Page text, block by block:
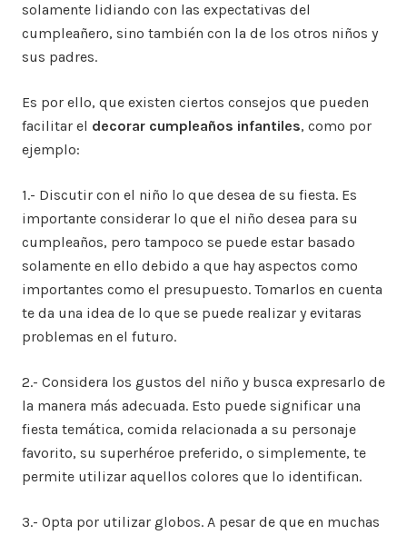
solamente lidiando con las expectativas del
cumpleañero, sino también con la de los otros niños y
sus padres.
Es por ello, que existen ciertos consejos que pueden
facilitar el decorar cumpleaños infantiles, como por
ejemplo:
1.- Discutir con el niño lo que desea de su fiesta. Es
importante considerar lo que el niño desea para su
cumpleaños, pero tampoco se puede estar basado
solamente en ello debido a que hay aspectos como
importantes como el presupuesto. Tomarlos en cuenta
te da una idea de lo que se puede realizar y evitaras
problemas en el futuro.
2.- Considera los gustos del niño y busca expresarlo de
la manera más adecuada. Esto puede significar una
fiesta temática, comida relacionada a su personaje
favorito, su superhéroe preferido, o simplemente, te
permite utilizar aquellos colores que lo identifican.
3.- Opta por utilizar globos. A pesar de que en muchas